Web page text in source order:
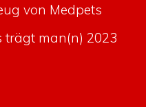
von Medpets
trägt man(n) 2023